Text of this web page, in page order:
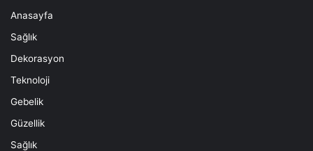
Anasayfa
Sağlık
Dekorasyon
Teknoloji
Gebelik
Güzellik
Sağlık